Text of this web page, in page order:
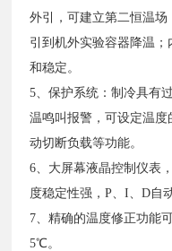
外引，可建立第二恒温
引到机外实验容器降温
和稳定。
5、保护系统：制冷具有
温鸣叫报警，可设定温
动切断负载等功能。
6、大屏幕液晶控制仪表
度稳定性强，P、I、D自
7、精确的温度修正功能
5℃。